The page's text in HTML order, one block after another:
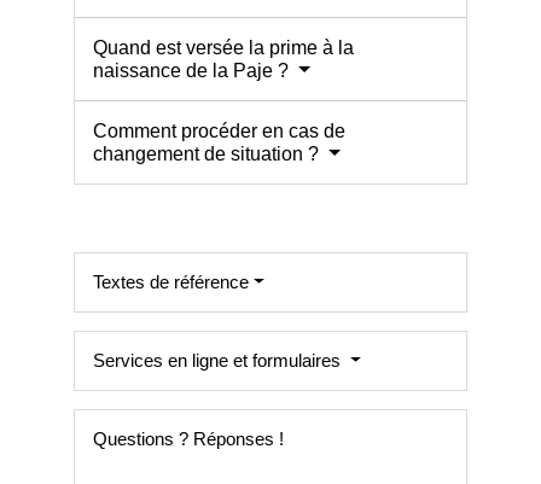
Quand est versée la prime à la
naissance de la Paje ?
Comment procéder en cas de
changement de situation ?
Textes de référence
Services en ligne et formulaires
Questions ? Réponses !